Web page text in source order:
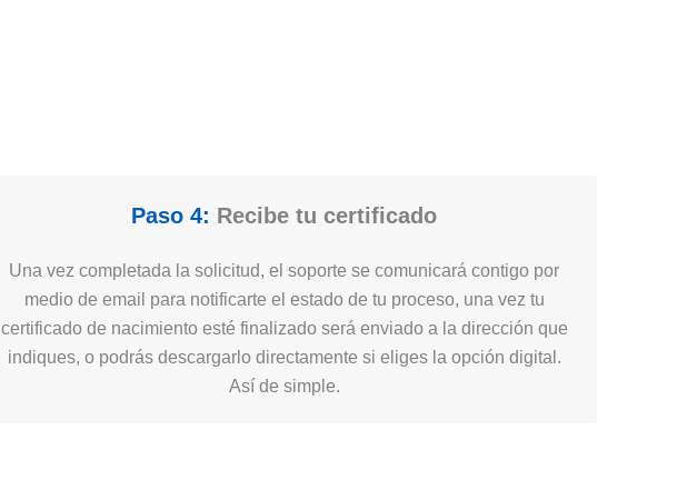
Paso 4: Recibe tu certificado
Una vez completada la solicitud, el soporte se comunicará contigo por
medio de email para notificarte el estado de tu proceso, una vez tu
certificado de nacimiento esté finalizado será enviado a la dirección que
indiques, o podrás descargarlo directamente si eliges la opción digital.
Así de simple.